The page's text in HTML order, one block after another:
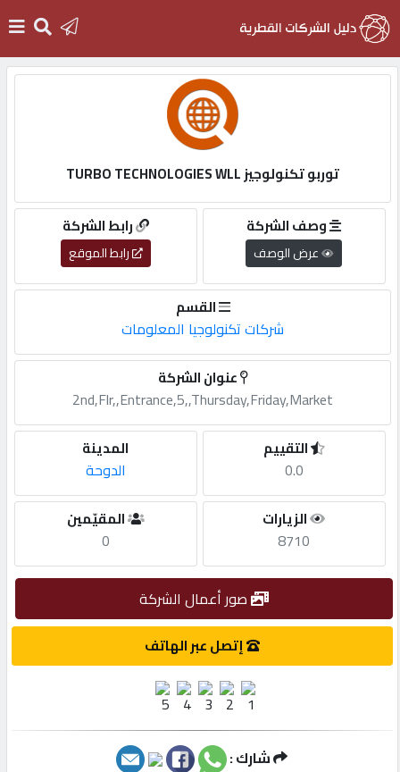
التسجيل
English
أضف
مطلوب
طلب
الاحصائيات
توربو تكنولوجيز TURBO TECHNOLOGIES WLL
رابط الشركة
رابط الموقع
وصف الشركة
عرض الوصف
القسم
شركات تكنولوجيا المعلومات
عنوان الشركة
2nd,Flr,,Entrance,5,,Thursday,Friday,Market
المدينة
الدوحة
التقييم
0.0
المقيّمين
0
الزيارات
8710
صور أعمال الشركة
إتصل عبر الهاتف
شارك :